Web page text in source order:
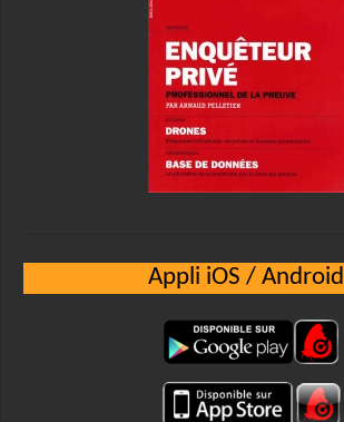
Appli iOS / Android